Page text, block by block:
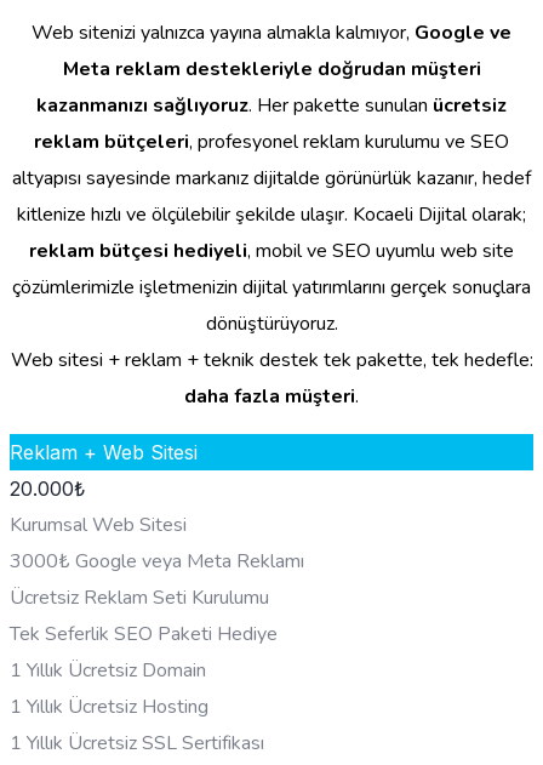
Web sitenizi yalnızca yayına almakla kalmıyor, Google ve
Meta reklam destekleriyle doğrudan müşteri
kazanmanızı sağlıyoruz. Her pakette sunulan ücretsiz
reklam bütçeleri, profesyonel reklam kurulumu ve SEO
altyapısı sayesinde markanız dijitalde görünürlük kazanır, hedef
kitlenize hızlı ve ölçülebilir şekilde ulaşır. Kocaeli Dijital olarak;
reklam bütçesi hediyeli, mobil ve SEO uyumlu web site
çözümlerimizle işletmenizin dijital yatırımlarını gerçek sonuçlara
dönüştürüyoruz.
Web sitesi + reklam + teknik destek tek pakette, tek hedefle:
daha fazla müşteri.
Reklam + Web Sitesi
20.000₺
Kurumsal Web Sitesi
3000₺ Google veya Meta Reklamı
Ücretsiz Reklam Seti Kurulumu
Tek Seferlik SEO Paketi Hediye
1 Yıllık Ücretsiz Domain
1 Yıllık Ücretsiz Hosting
1 Yıllık Ücretsiz SSL Sertifikası